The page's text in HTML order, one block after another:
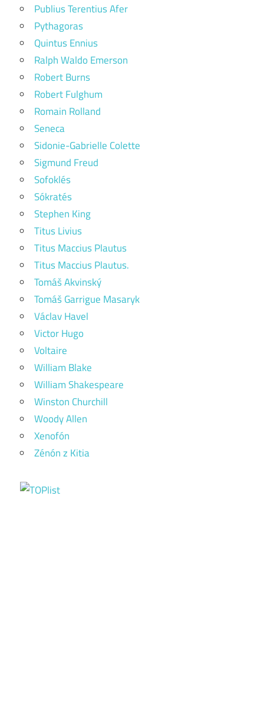
Publius Terentius Afer
Pythagoras
Quintus Ennius
Ralph Waldo Emerson
Robert Burns
Robert Fulghum
Romain Rolland
Seneca
Sidonie-Gabrielle Colette
Sigmund Freud
Sofoklés
Sókratés
Stephen King
Titus Livius
Titus Maccius Plautus
Titus Maccius Plautus.
Tomáš Akvinský
Tomáš Garrigue Masaryk
Václav Havel
Victor Hugo
Voltaire
William Blake
William Shakespeare
Winston Churchill
Woody Allen
Xenofón
Zénón z Kitia